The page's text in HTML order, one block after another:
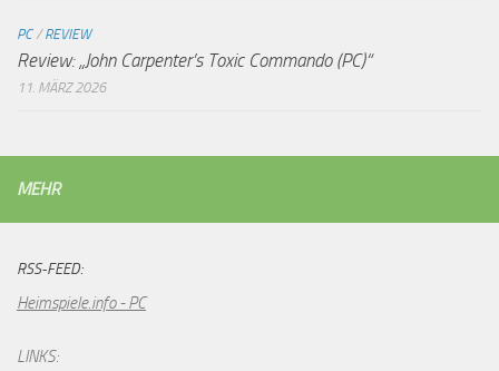
PC/REVIEW
Review: „John Carpenter’s Toxic Commando (PC)“
11. MÄRZ 2026
MEHR
RSS-FEED:
Heimspiele.info - PC
LINKS: